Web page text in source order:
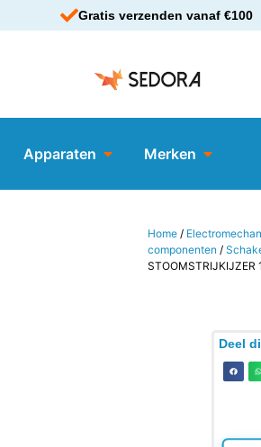
Gratis verzenden vanaf €100
Apparaten Merken
Home /
componenten /
STOOMSTRIJKIJZER
Deel